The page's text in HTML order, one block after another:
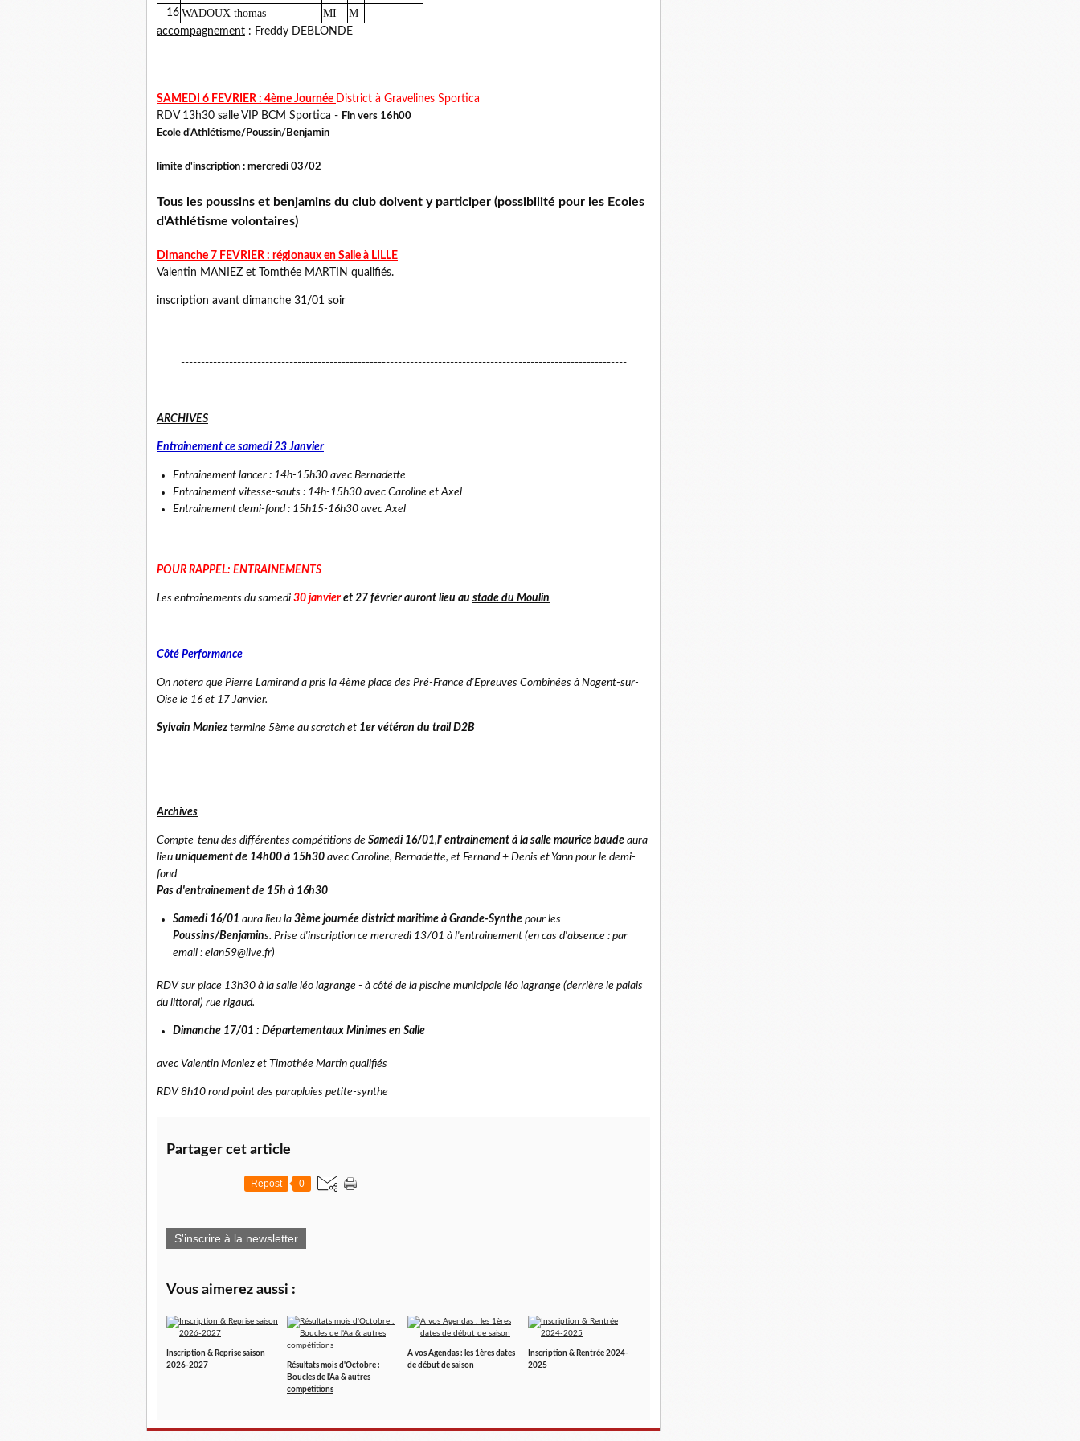
16 WADOUX thomas MI M
accompagnement : Freddy DEBLONDE
SAMEDI 6 FEVRIER : 4ème Journée District à Gravelines Sportica
RDV 13h30 salle VIP BCM Sportica - Fin vers 16h00
Ecole d'Athlétisme/Poussin/Benjamin
limite d'inscription : mercredi 03/02
Tous les poussins et benjamins du club doivent y participer (possibilité pour les Ecoles
d'Athlétisme volontaires)
Dimanche 7 FEVRIER : régionaux en Salle à LILLE
Valentin MANIEZ et Tomthée MARTIN qualifiés.
inscription avant dimanche 31/01 soir
---------------------------------------------------------------------------------------------------------------
ARCHIVES
Entrainement ce samedi 23 Janvier
Entrainement lancer : 14h-15h30 avec Bernadette
Entrainement vitesse-sauts : 14h-15h30 avec Caroline et Axel
Entrainement demi-fond : 15h15-16h30 avec Axel
POUR RAPPEL: ENTRAINEMENTS
Les entrainements du samedi 30 janvieret 27 février auront lieu au stade du Moulin
Côté Performance
On notera que Pierre Lamirand a pris la 4ème place des Pré-France d'Epreuves Combinées à Nogent-sur-
Oise le 16 et 17 Janvier.
Sylvain Maniez termine 5ème au scratch et 1er vétéran du trail D2B
Archives
Compte-tenu des différentes compétitions de Samedi 16/01,l' entrainement à la salle maurice baude aura
lieu uniquement de 14h00 à 15h30 avec Caroline, Bernadette, et Fernand + Denis et Yann pour le demi-
fond
Pas d'entrainement de 15h à 16h30
Samedi 16/01 aura lieu la 3ème journée district maritime à Grande-Synthe pour les
Poussins/Benjamins. Prise d'inscription ce mercredi 13/01 à l'entrainement (en cas d'absence : par
email : elan59@live.fr)
RDV sur place 13h30 à la salle léo lagrange - à côté de la piscine municipale léo lagrange (derrière le palais
du littoral) rue rigaud.
Dimanche 17/01 : Départementaux Minimes en Salle
avec Valentin Maniez et Timothée Martin qualifiés
RDV 8h10 rond point des parapluies petite-synthe
Partager cet article
Repost 0
S'inscrire à la newsletter
Vous aimerez aussi :
Inscription & Reprise saison
2026-2027
Résultats mois d'Octobre :
Boucles de l'Aa & autres
compétitions
A vos Agendas : les 1ères dates
de début de saison
Inscription & Rentrée 2024-
2025